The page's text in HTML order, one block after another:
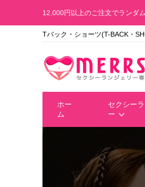
12,000円以上のご注文でランダ
Tバック・ショーツ(T-BACK・
ホー
ム
セクシー
ー